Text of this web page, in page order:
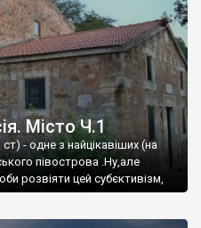
Місто Ч.1
- одне з найцікавіших (на
півострова .Ну,але
розвіяти цей субєктивізм,